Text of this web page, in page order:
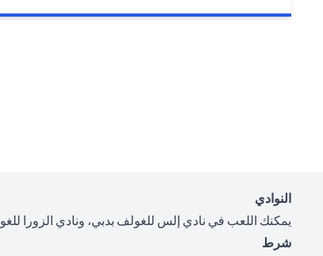
النوادي
يمكنك اللعب في نادي إلس للغولف بدبي، ونادي الزورا
شرط